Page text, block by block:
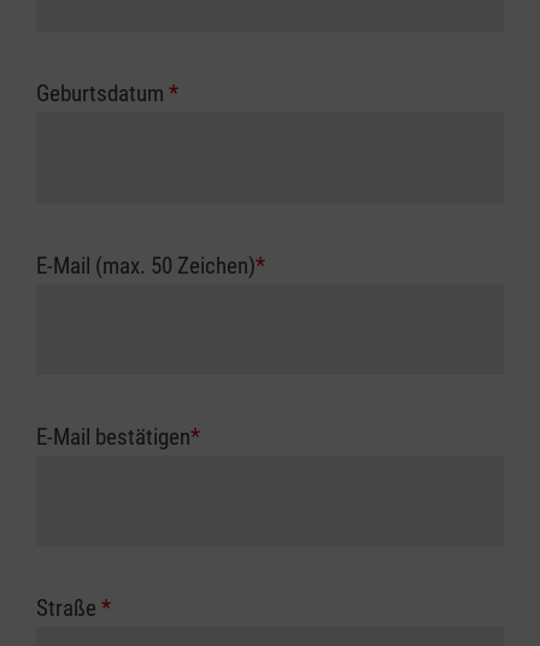
Geburtsdatum *
E-Mail (max. 50 Zeichen)*
E-Mail bestätigen*
Straße *